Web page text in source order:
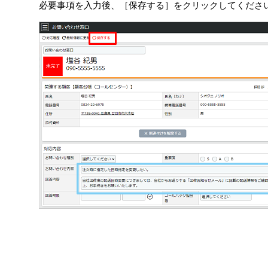
必要事項を入力後、［保存する］をクリックしてくださ